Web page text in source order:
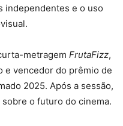
independentes e o uso
metragem FrutaFizz,
e vencedor do prêmio de
2025. Após a sessão,
o futuro do cinema.